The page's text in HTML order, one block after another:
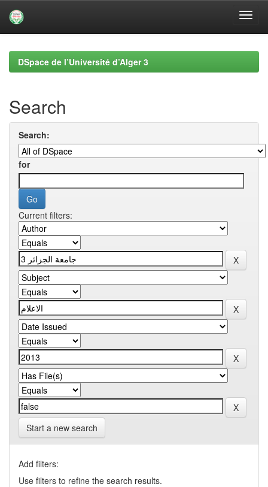
navigationDSpace de l’Université d’Alger 3
Search
Search:
for
Current filters:
Start a new search
Add filters:
Use filters to refine the search results.